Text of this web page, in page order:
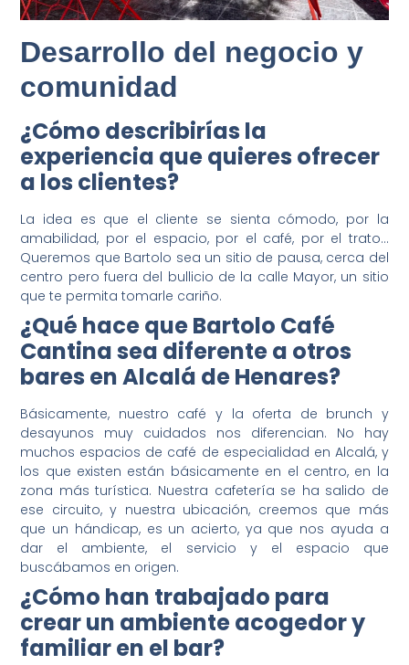
Desarrollo del negocio y
comunidad
¿Cómo describirías la
experiencia que quieres ofrecer
a los clientes?
La idea es que el cliente se sienta cómodo, por la
amabilidad, por el espacio, por el café, por el trato…
Queremos que Bartolo sea un sitio de pausa, cerca del
centro pero fuera del bullicio de la calle Mayor, un sitio
que te permita tomarle cariño.
¿Qué hace que Bartolo Café
Cantina sea diferente a otros
bares en Alcalá de Henares?
Básicamente, nuestro café y la oferta de brunch y
desayunos muy cuidados nos diferencian. No hay
muchos espacios de café de especialidad en Alcalá, y
los que existen están básicamente en el centro, en la
zona más turística. Nuestra cafetería se ha salido de
ese circuito, y nuestra ubicación, creemos que más
que un hándicap, es un acierto, ya que nos ayuda a
dar el ambiente, el servicio y el espacio que
buscábamos en origen.
¿Cómo han trabajado para
crear un ambiente acogedor y
familiar en el bar?